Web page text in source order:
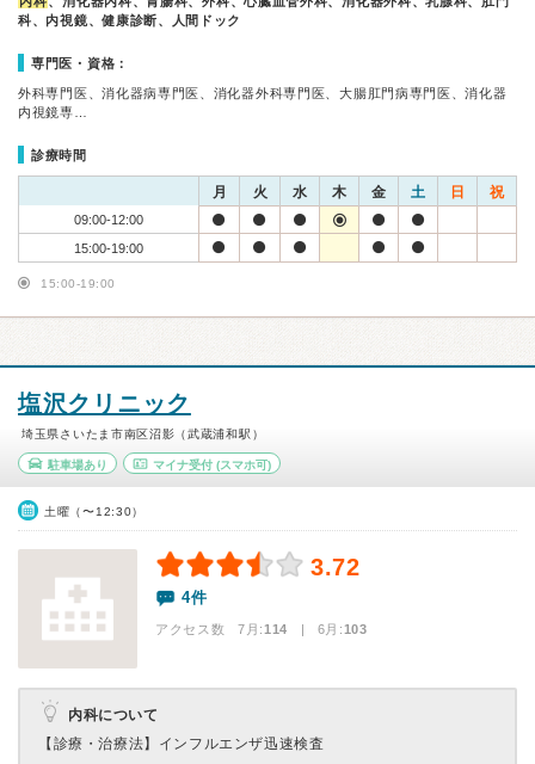
科、内視鏡、健康診断、人間ドック
専門医・資格：
外科専門医、消化器病専門医、消化器外科専門医、大腸肛門病専門医、消化器
内視鏡専…
診療時間
月 火 水 木 金 土 日 祝
09:00-12:00
15:00-19:00
15:00-19:00
塩沢クリニック
埼玉県さいたま市南区沼影（武蔵浦和駅）
駐車場あり マイナ受付(スマホ可)
土曜（〜12:30）
3.72
4件
アクセス数 7月:114 | 6月:103
内科について
【診療・治療法】 インフルエンザ迅速検査